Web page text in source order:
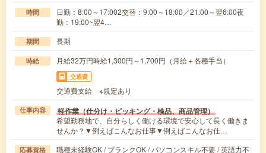
時間
日勤：8:00～17:002交替：9:00～18:00／21:00～翌6:00夜
勤：19:00~翌4…
期間 長期
時給 月給32万円時給1,300円～1,700円（月給＋各種手当）
交通費
交通費支給 ※規定あり
仕事内容 軽作業（仕分け・ピッキング・検品、商品管理）
希望勤務地で、自分らしく働ける環境で安心して長く働きま
せんか？▼例えばこんなお仕事▼例えばこんなお仕…
応募資格
職種未経験OK / ブランクOK / パソコンスキル不要 / 英語力不